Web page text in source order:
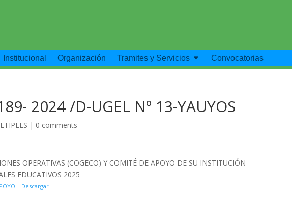
Institucional Organización Tramites y Servicios Convocatorias
2024 /D-UGEL Nº 13-YAUYOS
| 0 comments
OPERATIVAS (COGECO) Y COMITÉ DE APOYO DE SU INSTITUCIÓN
EDUCATIVOS 2025
Descargar